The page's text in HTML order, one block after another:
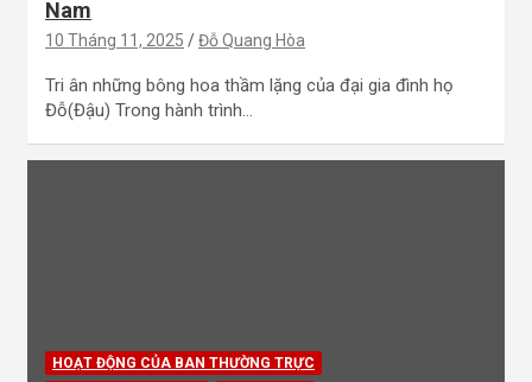
Nam
10 Tháng 11, 2025 Đỗ Quang Hòa
Tri ân những bông hoa thầm lặng của đại gia đình họ
Đỗ(Đậu) Trong hành trình…
HOẠT ĐỘNG CỦA BAN THƯỜNG TRỰC